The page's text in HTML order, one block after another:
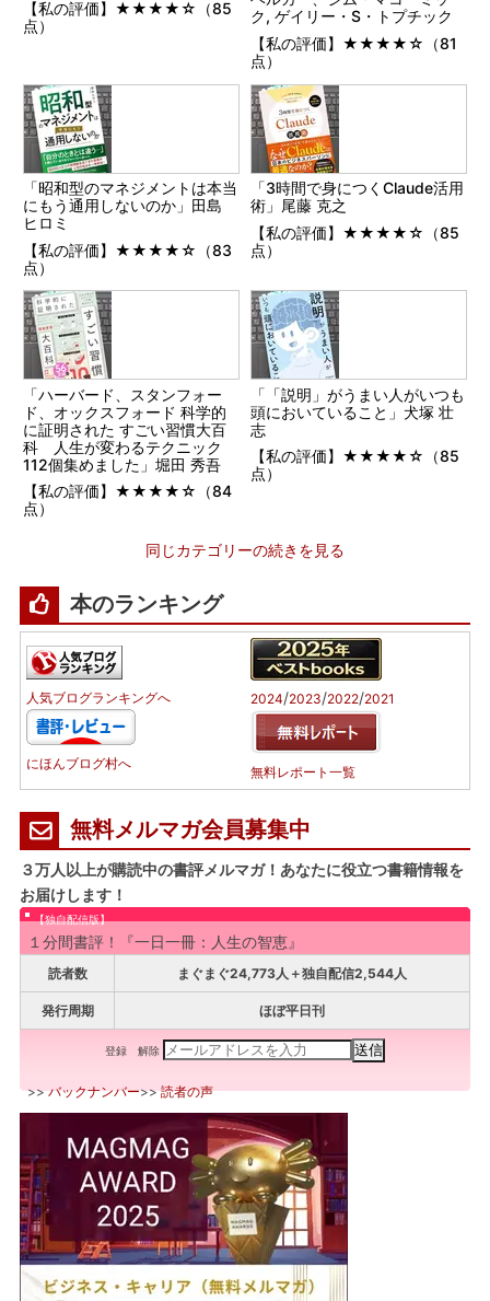
【私の評価】★★★★☆（85
点）
ク, ゲイリー・S・トプチック
【私の評価】★★★★☆（81
点）
「昭和型のマネジメントは本当
にもう通用しないのか」田島
ヒロミ
【私の評価】★★★★☆（83
点）
「3時間で身につくClaude活用
術」尾藤 克之
【私の評価】★★★★☆（85
点）
「ハーバード、スタンフォー
ド、オックスフォード 科学的
に証明された すごい習慣大百
科 人生が変わるテクニック
112個集めました」堀田 秀吾
【私の評価】★★★★☆（84
点）
「「説明」がうまい人がいつも
頭においていること」犬塚 壮
志
【私の評価】★★★★☆（85
点）
同じカテゴリーの続きを見る
本のランキング
人気ブログランキングへ
にほんブログ村へ
2024/2023/2022/2021
無料レポート一覧
無料メルマガ会員募集中
３万人以上が購読中の書評メルマガ！あなたに役立つ書籍情報を
お届けします！
【独自配信版】
１分間書評！『一日一冊：人生の智恵』
読者数 まぐまぐ24,773人＋独自配信2,544人
発行周期 ほぼ平日刊
登録 解除
>>バックナンバー>>読者の声